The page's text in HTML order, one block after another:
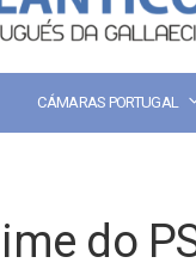
CÁMARAS PORTUGAL
do